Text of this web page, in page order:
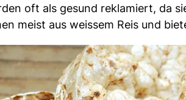
oft als gesund reklamiert, da
meist aus weissem Reis und